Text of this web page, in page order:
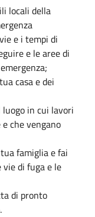
locali della
e i tempi di
e le aree di
casa e dei
in cui lavori
che vengano
famiglia e fai
vie di fuga e le
di pronto